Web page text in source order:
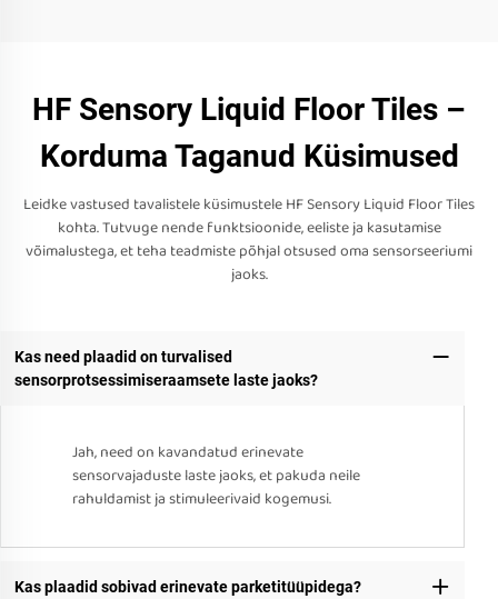
HF Sensory Liquid Floor Tiles –
Korduma Taganud Küsimused
Leidke vastused tavalistele küsimustele HF Sensory Liquid Floor Tiles
kohta. Tutvuge nende funktsioonide, eeliste ja kasutamise
võimalustega, et teha teadmiste põhjal otsused oma sensorseeriumi
jaoks.
Kas need plaadid on turvalised
sensorprotsessimiseraamsete laste jaoks?
Jah, need on kavandatud erinevate
sensorvajaduste laste jaoks, et pakuda neile
rahuldamist ja stimuleerivaid kogemusi.
Kas plaadid sobivad erinevate parketitüüpidega?